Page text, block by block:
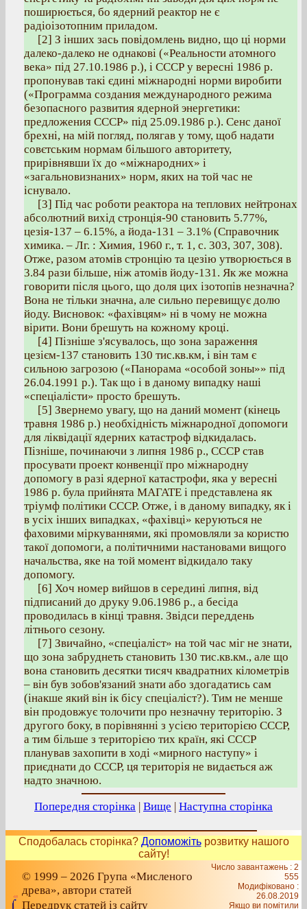
поширюється, бо ядерний реактор не є
радіоізотопним приладом.
[2] З інших зась повідомлень видно, що ці норми
далеко-далеко не однакові («Реальности атомного
века» під 27.10.1986 р.), і СССР у вересні 1986 р.
пропонував такі єдині міжнародні норми виробити
(«Программа создания международного режима
безопасного развития ядерной энергетики:
предложения СССР» під 25.09.1986 р.). Сенс даної
брехні, на мій погляд, полягав у тому, щоб надати
совєтським нормам більшого авторитету,
прирівнявши їх до «міжнародних» і
«загальновизнаних» норм, яких на той час не
існувало.
[3] Під час роботи реактора на теплових нейтронах
абсолютний вихід стронція-90 становить 5.77%,
цезія-137 – 6.15%, а йода-131 – 3.1% (Справочник
химика. – Лг. : Химия, 1960 г., т. 1, с. 303, 307, 308).
Отже, разом атомів стронцію та цезію утворюється в
3.84 рази більше, ніж атомів йоду-131. Як же можна
говорити після цього, що доля цих ізотопів незначна?
Вона не тільки значна, але сильно перевищує долю
йоду. Висновок: «фахівцям» ні в чому не можна
вірити. Вони брешуть на кожному кроці.
[4] Пізніше з'ясувалось, що зона зараження
цезієм-137 становить 130 тис.кв.км, і він там є
сильною загрозою («Панорама «особой зоны»» під
26.04.1991 р.). Так що і в даному випадку наші
«спеціалісти» просто брешуть.
[5] Звернемо увагу, що на даний момент (кінець
травня 1986 р.) необхідність міжнародної допомоги
для ліквідації ядерних катастроф відкидалась.
Пізніше, починаючи з липня 1986 р., СССР став
просувати проект конвенції про міжнародну
допомогу в разі ядерної катастрофи, яка у вересні
1986 р. була прийнята МАГАТЕ і представлена як
тріумф політики СССР. Отже, і в даному випадку, як і
в усіх інших випадках, «фахівці» керуються не
фаховими міркуваннями, які промовляли за користю
такої допомоги, а політичними настановами вищого
начальства, яке на той момент відкидало таку
допомогу.
[6] Хоч номер вийшов в середині липня, від
підписаний до друку 9.06.1986 р., а бесіда
проводилась в кінці травня. Звідси переддень
літнього сезону.
[7] Звичайно, «спеціаліст» на той час міг не знати,
що зона забруднеть становить 130 тис.кв.км., але що
вона становить десятки тисяч квадратних кілометрів
– він був зобов'язаний знати або здогадатись сам
(інакше який він ік бісу спеціаліст?). Тим не менше
він продовжує толочити про незначну територію. З
другого боку, в порівнянні з усією територією СССР,
а тим більше з територією тих країн, які СССР
планував захопити в ході «мирного наступу» і
приєднати до СССР, ця територія не видається аж
надто значною.
Попередня сторінка | Вище | Наступна сторінка
Сподобалась сторінка? Допоможітьрозвитку нашого
сайту!
© 1999 – 2026 Група «Мисленого
древа», автори статей
Передрук статей із сайту
Число завантажень : 2
555
Модифіковано :
26.08.2019
Якщо ви помітили